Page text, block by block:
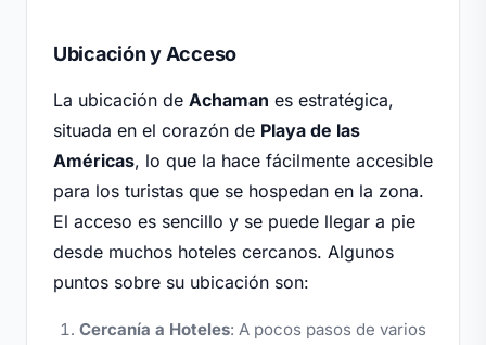
Ubicación y Acceso
La ubicación de Achaman es estratégica,
situada en el corazón de Playa de las
Américas, lo que la hace fácilmente accesible
para los turistas que se hospedan en la zona.
El acceso es sencillo y se puede llegar a pie
desde muchos hoteles cercanos. Algunos
puntos sobre su ubicación son:
Cercanía a Hoteles: A pocos pasos de varios